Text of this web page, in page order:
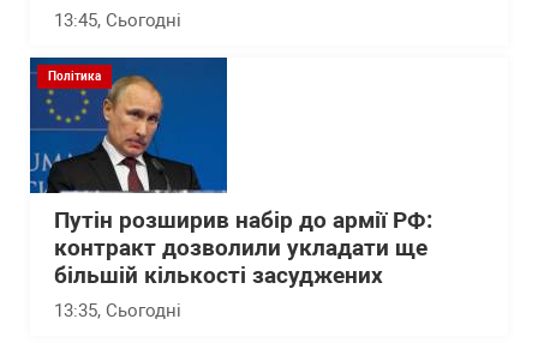
13:45, Сьогодні
Політика
Путін розширив набір до армії РФ:
контракт дозволили укладати ще
більшій кількості засуджених
13:35, Сьогодні